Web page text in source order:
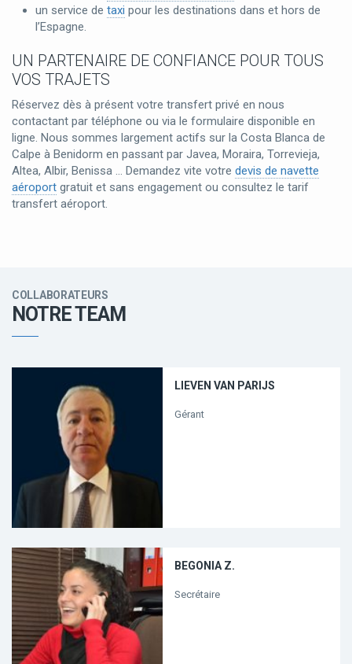
un service de taxi pour les destinations dans et hors de
l’Espagne.
UN PARTENAIRE DE CONFIANCE POUR TOUS
VOS TRAJETS
Réservez dès à présent votre transfert privé en nous
contactant par téléphone ou via le formulaire disponible en
ligne. Nous sommes largement actifs sur la Costa Blanca de
Calpe à Benidorm en passant par Javea, Moraira, Torrevieja,
Altea, Albir, Benissa … Demandez vite votre devis de navette
aéroport gratuit et sans engagement ou consultez le tarif
transfert aéroport.
COLLABORATEURS
NOTRE TEAM
LIEVEN VAN PARIJS
Gérant
BEGONIA Z.
Secrétaire